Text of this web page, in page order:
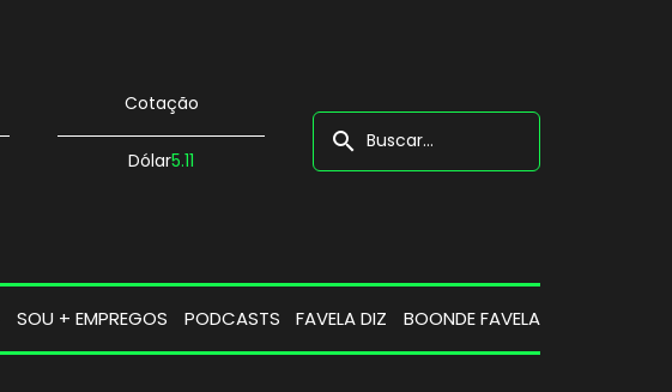
Cotação
Dólar5.11
search
SOU + EMPREGOS PODCASTS FAVELA DIZ BOONDE FAVELA